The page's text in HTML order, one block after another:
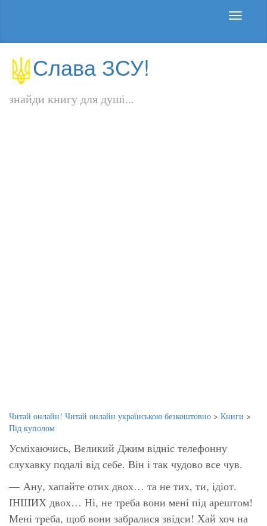
Слава ЗСУ!
знайди книгу для душі...
Читай онлайн! Читай онлайн українською безкоштовно > Книги >
Під куполом
Усміхаючись, Великий Джим відніс телефонну
слухавку подалі від себе. Він і так чудово все чув.
— Ану, хапайте отих двох… та не тих, ти, ідіот.
ІНШИХ двох… Ні, не треба вони мені під арештом!
Мені треба, щоб вони забралися звідси! Хай хоч на